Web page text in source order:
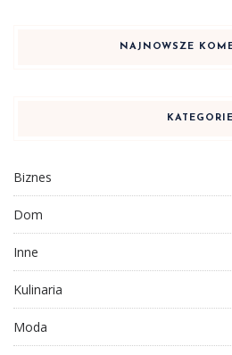
NAJNOWSZE
KATEGORIE
Biznes
Dom
Inne
Kulinaria
Moda